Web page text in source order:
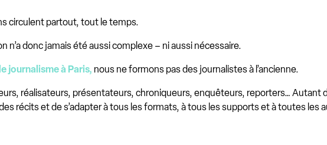
circulent partout, tout le temps.
n’a donc jamais été aussi complexe – ni aussi nécessaire.
journalisme à Paris, nous ne formons pas des journalistes à l’ancienne.
réalisateurs, présentateurs, chroniqueurs, enquêteurs, reporters… Autant
récits et de s’adapter à tous les formats, à tous les supports et à toutes les